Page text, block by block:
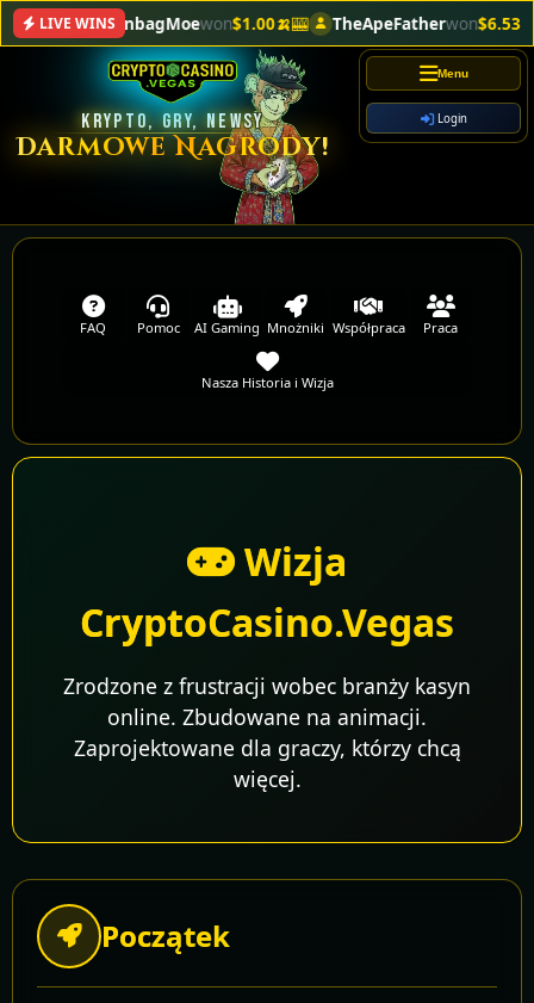
LIVE WINS
MoonbagMoe won$1.00🍌🎰 TheApeFatherwon$6.53🥉🎰
KRYPTO, GRY, NEWSY
Darmowe Nagrody!
Menu
Login
FAQ Pomoc AI Gaming Mnożniki Współpraca Praca
Nasza Historia i Wizja
Wizja
CryptoCasino.Vegas
Zrodzone z frustracji wobec branży kasyn
online. Zbudowane na animacji.
Zaprojektowane dla graczy, którzy chcą
więcej.
Początek